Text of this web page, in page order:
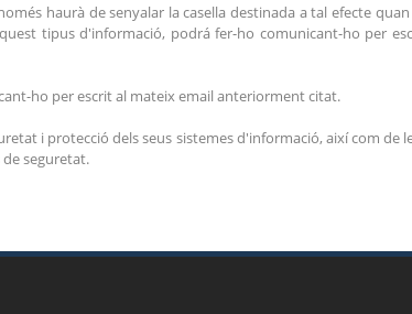
haurà de senyalar la casella destinada a tal efecte
tipus d'informació, podrá fer-ho comunicant-ho per
ho per escrit al mateix email anteriorment citat.
i protecció dels seus sistemes d'informació, així com de
seguretat.